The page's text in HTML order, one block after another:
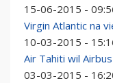
15-06-2015 -
Virgin Atlantic na
10-03-2015 -
Air Tahiti wil
03-03-2015 -